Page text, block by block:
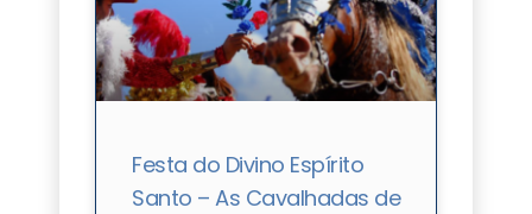
Festa do Divino Espírito
Santo – As Cavalhadas de